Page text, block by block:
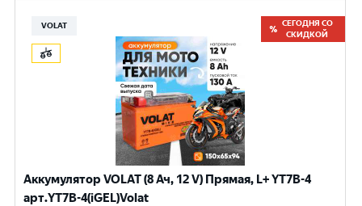
VOLAT
СЕГОДНЯ СО
СКИДКОЙ
Аккумулятор VOLAT (8 Ач, 12 V) Прямая, L+ YT7B-4
арт.YT7B-4(iGEL)Volat